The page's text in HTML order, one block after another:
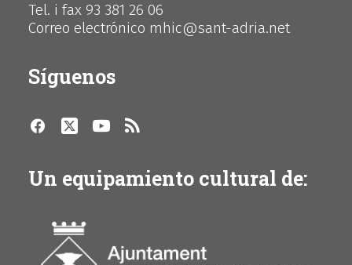
Tel. i fax 93 381 26 06
Correo electrónico mhic@sant-adria.net
Síguenos
Un equipamiento cultural de: